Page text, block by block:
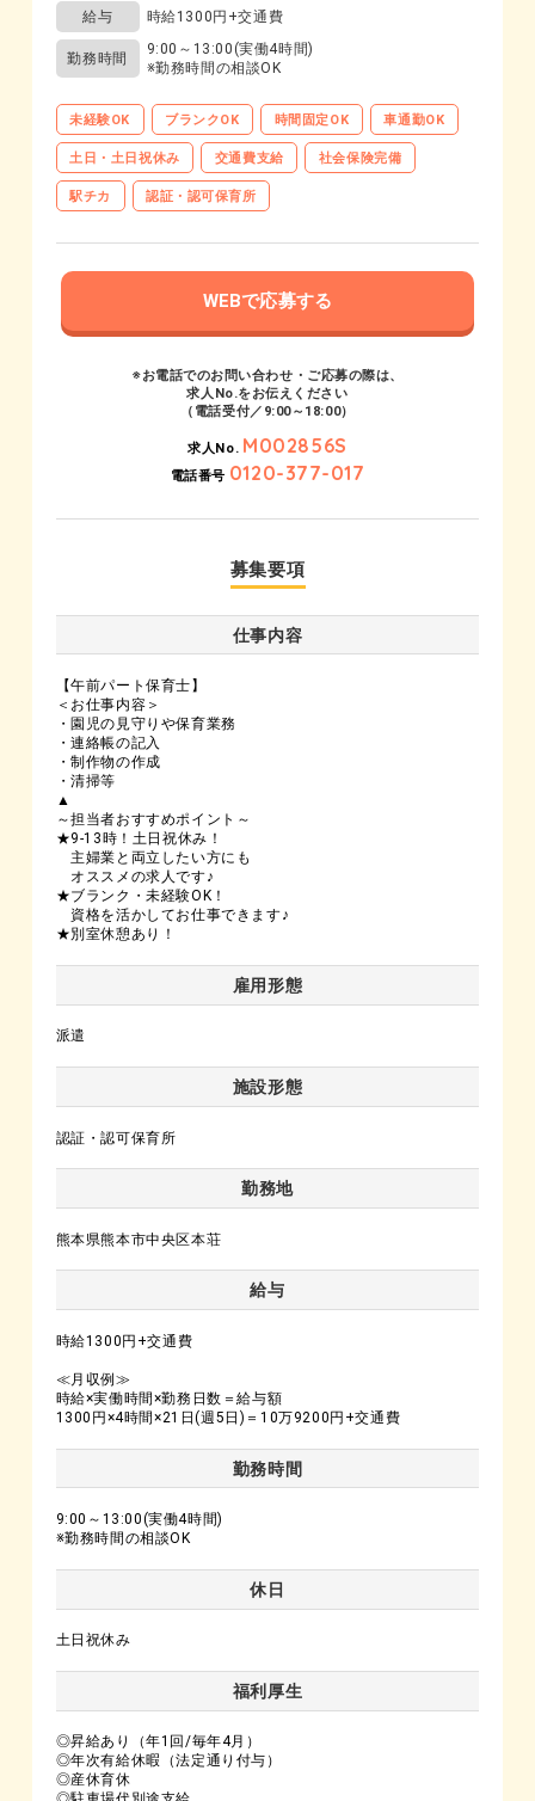
給与 時給1300円+交通費
勤務時間
9:00～13:00(実働4時間)
※勤務時間の相談OK
未経験OK ブランクOK 時間固定OK 車通勤OK
土日・土日祝休み 交通費支給 社会保険完備
駅チカ 認証・認可保育所
WEBで応募する
※お電話でのお問い合わせ・ご応募の際は、
求人No.をお伝えください
（電話受付／9:00～18:00）
求人No. M002856S
電話番号 0120-377-017
募集要項
仕事内容
【午前パート保育士】
＜お仕事内容＞
・園児の見守りや保育業務
・連絡帳の記入
・制作物の作成
・清掃等
▲
～担当者おすすめポイント～
★9-13時！土日祝休み！
主婦業と両立したい方にも
オススメの求人です♪
★ブランク・未経験OK！
資格を活かしてお仕事できます♪
★別室休憩あり！
雇用形態
派遣
施設形態
認証・認可保育所
勤務地
熊本県熊本市中央区本荘
給与
時給1300円+交通費
≪月収例≫
時給×実働時間×勤務日数＝給与額
1300円×4時間×21日(週5日)＝10万9200円+交通費
勤務時間
9:00～13:00(実働4時間)
※勤務時間の相談OK
休日
土日祝休み
福利厚生
◎昇給あり（年1回/毎年4月）
◎年次有給休暇（法定通り付与）
◎産休育休